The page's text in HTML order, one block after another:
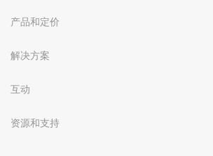
产品和定价
解决方案
互动
资源和支持